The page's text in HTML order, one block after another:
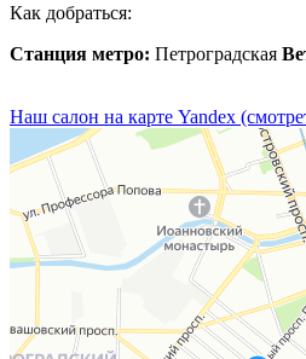
Как добраться:
Станция метро: Петроградская
Наш салон на карте Yandex